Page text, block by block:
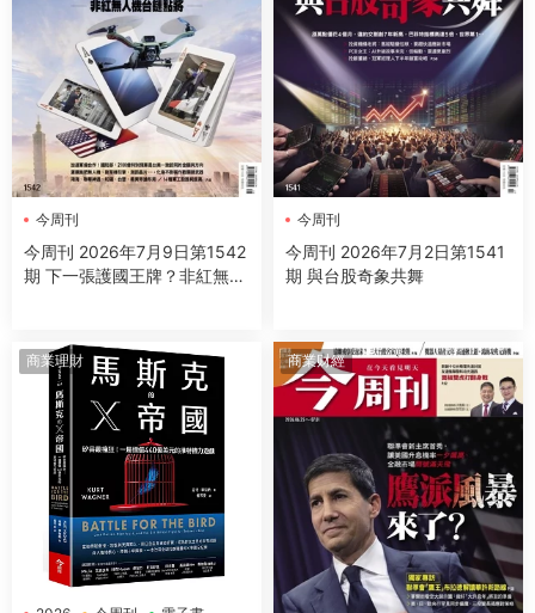
今周刊
今周刊 2026年7月9日第1542
期 下一張護國王牌？非紅無人
今周刊
今周刊 2026年7月2日第1541
期 與台股奇象共舞
商業理財 商業财經